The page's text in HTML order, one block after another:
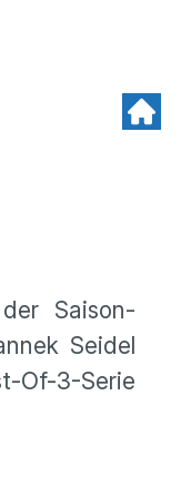
Saison-
Seidel
Of-3-Serie